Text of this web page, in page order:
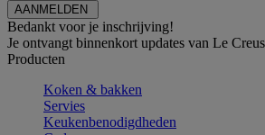
Bedankt voor je inschrijving!
Je ontvangt binnenkort updates van Le
Producten
Koken & bakken
Servies
Keukenbenodigdheden